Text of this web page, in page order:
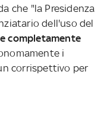
che "la Presidenza
dell'uso del
completamente
i
corrispettivo per